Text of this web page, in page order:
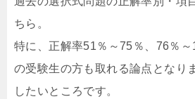
ちら。
特に、正解率51％～75％、76％
の受験生の方も取れる論点となり
したいところです。